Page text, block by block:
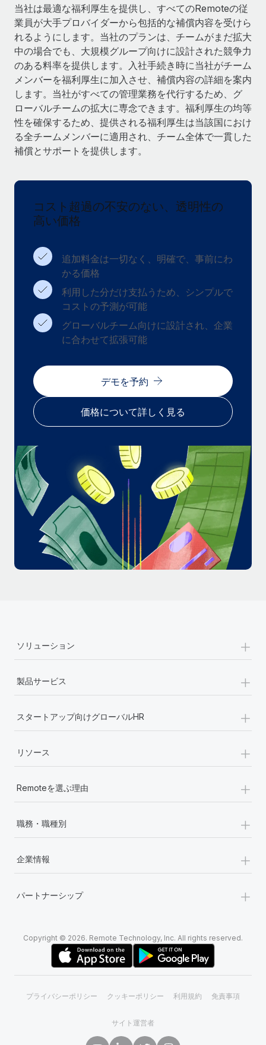
専門家に相談
グローバル人事・コンプライアンスの専門サポート
バックグラウンドチェック
候補者の選考プロセスをシンプルに
Compliance Watchtower
コンプライアンスリスクを先回りして対応
デバイス管理
ITデバイスを世界規模で提供・管理
法人設立
移住・転勤
福利厚生
従業員の福利厚生を簡単に管理
Remote Build 近日リリース予定
統合とAI自動化に関するコンサルティング
活用事例
給与・人材情報
情報センター
サポートを依頼する
すべてのリソースを表示する
ブログ
グローバル給与処理
税務
Remoteの製品アップデート：GustoとXeroの統合お
よびContractor Management Plus（契約社員管理
プラス）
Remoteの使命は、世界のどこにいても、あらゆる規模の企業が
ることです。この数週間で、新しい統合、機能、改良点をリリー
スしました。...
詳細を見る
給与詐欺：種類、事例、ビジネスを守る方法
給与, 賃金は詐欺の特に魅力的な標的です。多額の資金がシステ
ム間で頻繁に移動しているためです。このため、自社のビジネス
を保護することは極めて重要です。...
詳細を見る
当社は最適な福利厚生を提供し、すべてのRemoteの従
業員が大手プロバイダーから包括的な補償内容を受けら
れるようにします。当社のプランは、チームがまだ拡大
中の場合でも、大規模グループ向けに設計された競争力
のある料率を提供します。入社手続き時に当社がチーム
メンバーを福利厚生に加入させ、補償内容の詳細を案内
します。当社がすべての管理業務を代行するため、グ
ローバルチームの拡大に専念できます。福利厚生の均等
性を確保するため、提供される福利厚生は当該国におけ
る全チームメンバーに適用され、チーム全体で一貫した
補償とサポートを提供します。
コスト超過の不安のない、透明性の
高い価格
追加料金は一切なく、明確で、事前にわ
かる価格
利用した分だけ支払うため、シンプルで
コストの予測が可能
グローバルチーム向けに設計され、企業
に合わせて拡張可能
デモを予約
価格について詳しく見る
ソリューション +
製品サービス +
スタートアップ向けグローバルHR +
リソース +
Remoteを選ぶ理由 +
職務・職種別 +
企業情報 +
パートナーシップ +
Copyright © 2026. Remote Technology, Inc. All rights reserved.
プライバシーポリシー クッキーポリシー 利用規約 免責事項
サイト運営者